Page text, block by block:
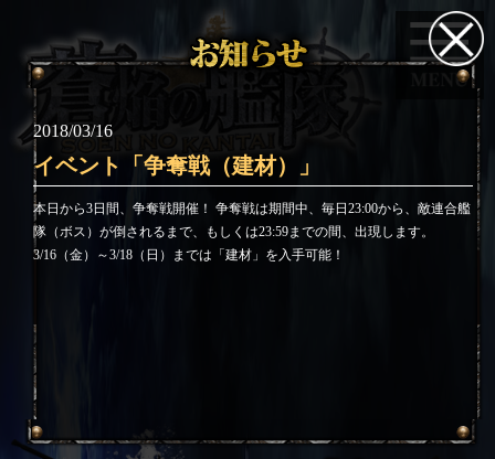
2018/03/16
イベント「争奪戦（建材）」
本日から3日間、争奪戦開催！ 争奪戦は期間中、毎日23:00から、敵連合艦
隊（ボス）が倒されるまで、もしくは23:59までの間、出現します。
3/16（金）～3/18（日）までは「建材」を入手可能！